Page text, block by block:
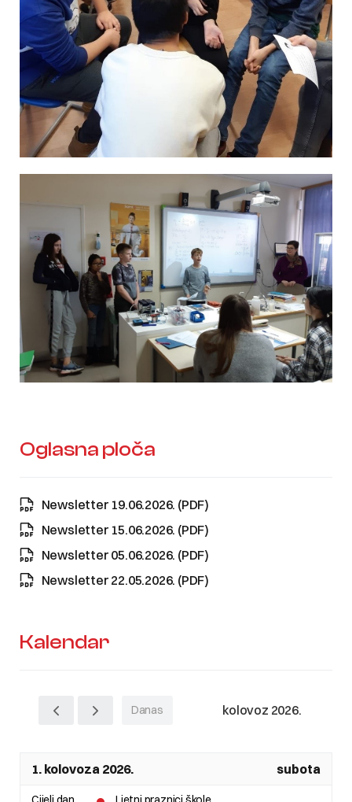
Oglasna ploča
Newsletter 19.06.2026. (PDF)
Newsletter 15.06.2026. (PDF)
Newsletter 05.06.2026. (PDF)
Newsletter 22.05.2026. (PDF)
Kalendar
Danas kolovoz 2026.
1. kolovoza 2026. subota